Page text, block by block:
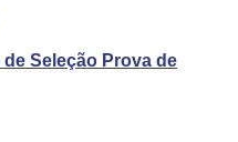
Seleção Prova de